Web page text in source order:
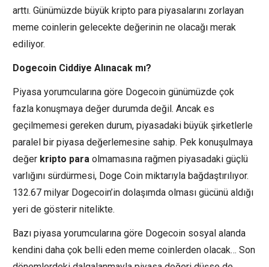
arttı. Günümüzde büyük kripto para piyasalarını zorlayan
meme coinlerin gelecekte değerinin ne olacağı merak
ediliyor.
Dogecoin Ciddiye Alınacak mı?
Piyasa yorumcularına göre Dogecoin günümüzde çok
fazla konuşmaya değer durumda değil. Ancak es
geçilmemesi gereken durum, piyasadaki büyük şirketlerle
paralel bir piyasa değerlemesine sahip. Pek konuşulmaya
değer kripto para olmamasına rağmen piyasadaki güçlü
varlığını sürdürmesi, Doge Coin miktarıyla bağdaştırılıyor.
132.67 milyar Dogecoin’in dolaşımda olması gücünü aldığı
yeri de gösterir nitelikte.
Bazı piyasa yorumcularına göre Dogecoin sosyal alanda
kendini daha çok belli eden meme coinlerden olacak… Son